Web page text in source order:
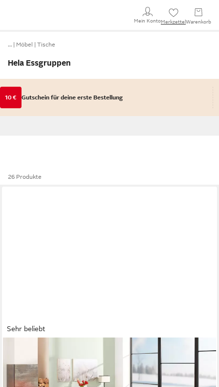
Mein KontoMerkzettel Warenkorb
… Möbel Tische
Hela Essgruppen
10 € Gutschein für deine erste Bestellung
26 Produkte
Sehr beliebt
Essgruppe Ariana, Esstisch mit 6 Stühlen, ausziehbarer
Küchentisch, (Set, 7-tlg., 1 Tisch ausziehbar / 6 Stühle), Tisch
120-160cm, 6 Stühle mit hoher Belastbarkeit